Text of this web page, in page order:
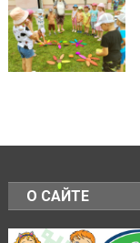
О САЙТЕ